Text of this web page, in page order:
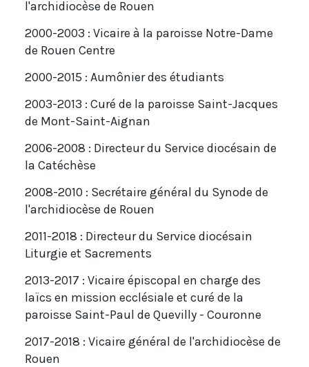
l'archidiocèse de Rouen
2000-2003 : Vicaire à la paroisse Notre-Dame
de Rouen Centre
2000-2015 : Aumônier des étudiants
2003-2013 : Curé de la paroisse Saint-Jacques
de Mont-Saint-Aignan
2006-2008 : Directeur du Service diocésain de
la Catéchèse
2008-2010 : Secrétaire général du Synode de
l'archidiocèse de Rouen
2011-2018 : Directeur du Service diocésain
Liturgie et Sacrements
2013-2017 : Vicaire épiscopal en charge des
laïcs en mission ecclésiale et curé de la
paroisse Saint-Paul de Quevilly - Couronne
2017-2018 : Vicaire général de l'archidiocèse de
Rouen